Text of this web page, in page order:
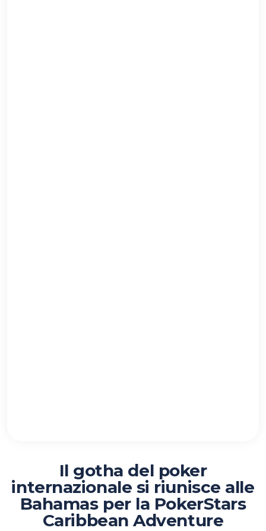
Il gotha del poker
internazionale si riunisce alle
Bahamas per la PokerStars
Caribbean Adventure